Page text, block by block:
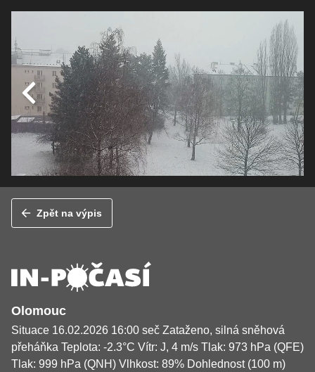
Zpět na výpis
Olomouc
Situace 16.02.2026 16:00 seč Zataženo, silná sněhová
přeháňka Teplota: -2.3°C Vítr: J, 4 m/s Tlak: 973 hPa (QFE)
Tlak: 999 hPa (QNH) Vlhkost: 89% Dohlednost (100 m)